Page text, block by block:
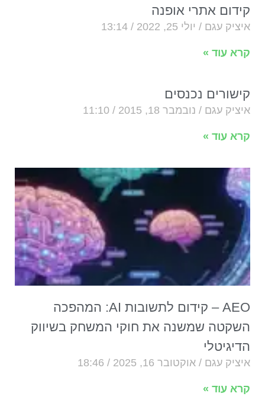
קידום אתרי אופנה
איציק עגם יולי 25, 2022
קרא עוד »
קישורים נכנסים
איציק עגם נובמבר 18, 2015
קרא עוד »
AEO – קידום לתשובות AI: המהפכה
השקטה שמשנה את חוקי המשחק בשיווק
הדיגיטלי
איציק עגם אוקטובר 16, 2025
קרא עוד »